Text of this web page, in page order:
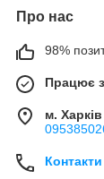
Про нас
98%
Працює
м. Харків
Контакти